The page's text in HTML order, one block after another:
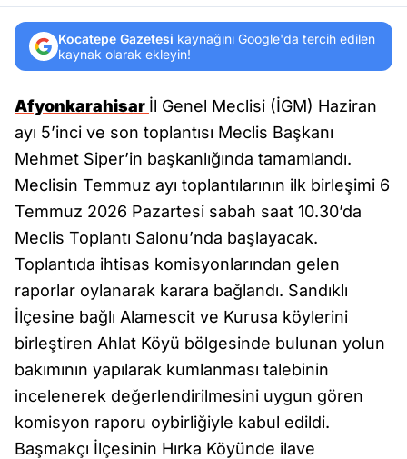
Kocatepe Gazetesi kaynağını Google'da tercih edilen
kaynak olarak ekleyin!
Afyonkarahisar İl Genel Meclisi (İGM) Haziran
ayı 5’inci ve son toplantısı Meclis Başkanı
Mehmet Siper’in başkanlığında tamamlandı.
Meclisin Temmuz ayı toplantılarının ilk birleşimi 6
Temmuz 2026 Pazartesi sabah saat 10.30’da
Meclis Toplantı Salonu’nda başlayacak.
Toplantıda ihtisas komisyonlarından gelen
raporlar oylanarak karara bağlandı. Sandıklı
İlçesine bağlı Alamescit ve Kurusa köylerini
birleştiren Ahlat Köyü bölgesinde bulunan yolun
bakımının yapılarak kumlanması talebinin
incelenerek değerlendirilmesini uygun gören
komisyon raporu oybirliğiyle kabul edildi.
Başmakçı İlçesinin Hırka Köyünde ilave